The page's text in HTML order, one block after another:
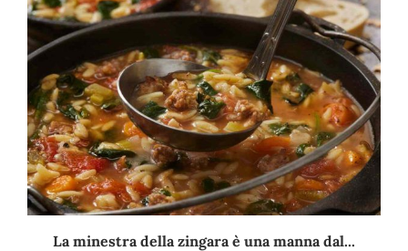
La minestra della zingara è una manna dal...